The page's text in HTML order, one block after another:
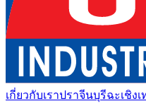
เกี่ยวกับเราปราจีนบุรีฉะเชิงเ